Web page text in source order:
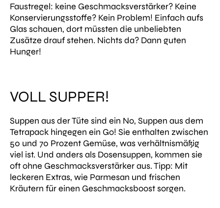
Faustregel: keine Geschmacksverstärker? Keine
Konservierungsstoffe? Kein Problem! Einfach aufs
Glas schauen, dort müssten die unbeliebten
Zusätze drauf stehen. Nichts da? Dann guten
Hunger!
VOLL SUPPER!
Suppen aus der Tüte sind ein No, Suppen aus dem
Tetrapack hingegen ein Go! Sie enthalten zwischen
50 und 70 Prozent Gemüse, was verhältnismäßig
viel ist. Und anders als Dosensuppen, kommen sie
oft ohne Geschmacksverstärker aus. Tipp: Mit
leckeren Extras, wie Parmesan und frischen
Kräutern für einen Geschmacksboost sorgen.